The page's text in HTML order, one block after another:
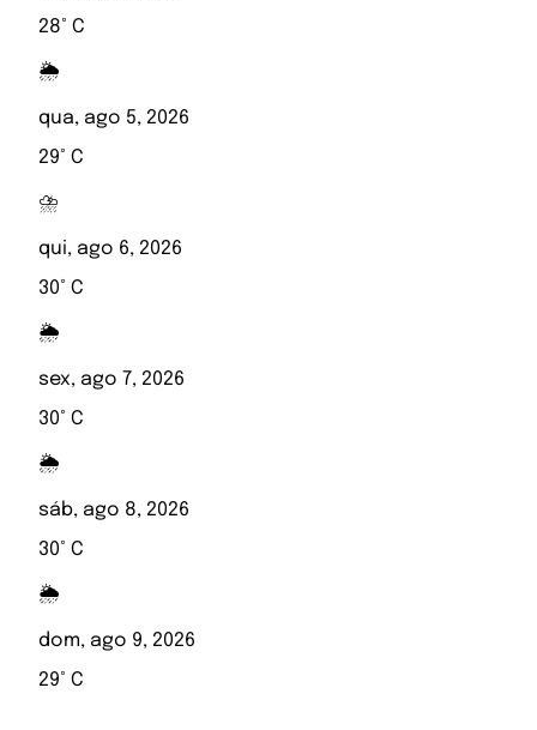
28° C
🌦️
qua, ago 5, 2026
29° C
⛈️
qui, ago 6, 2026
30° C
🌦️
sex, ago 7, 2026
30° C
🌦️
sáb, ago 8, 2026
30° C
🌦️
dom, ago 9, 2026
29° C